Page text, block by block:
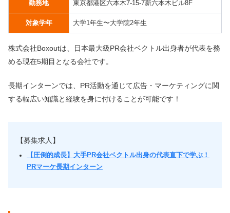
勤務地 東京都港区六本木7-15-7新六本木ビル8F
対象学年 大学1年生〜大学院2年生
株式会社Boxoutは、日本最大級PR会社ベクトル出身者が代表を務
める現在5期目となる会社です。
長期インターンでは、PR活動を通じて広告・マーケティングに関
する幅広い知識と経験を身に付けることが可能です！
【募集求人】
【圧倒的成長】大手PR会社ベクトル出身の代表直下で学ぶ！
PRマーケ長期インターン